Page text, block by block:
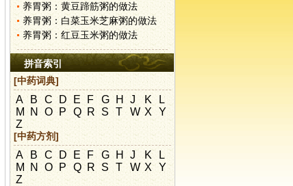
养胃粥：黄豆蹄筋粥的做法
养胃粥：白菜玉米芝麻粥的做法
养胃粥：红豆玉米粥的做法
拼音索引
[中药词典]
A B C D E F G H J K
L
M N O P Q R S T W X
Y
Z
[中药方剂]
A B C D E F G H J K
L
M N O P Q R S T W X
Y
Z